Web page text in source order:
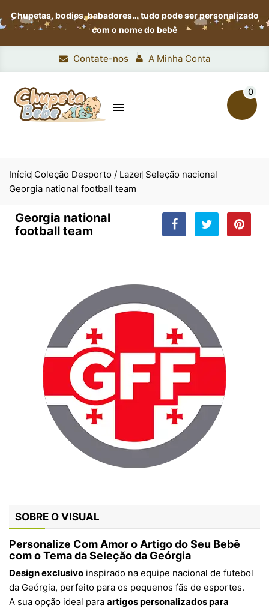
Chupetas, bodies, babadores…tudo pode ser personalizado
com o nome do bebê
Contate-nos A Minha Conta

0
Início Coleção Desporto / Lazer Seleção nacional
Georgia national football team
Georgia national
football team
SOBRE O VISUAL
Personalize Com Amor o Artigo do Seu Bebê
com o Tema da Seleção da Geórgia
Design exclusivo inspirado na equipe nacional de futebol
da Geórgia, perfeito para os pequenos fãs de esportes.
A sua opção ideal para artigos personalizados para